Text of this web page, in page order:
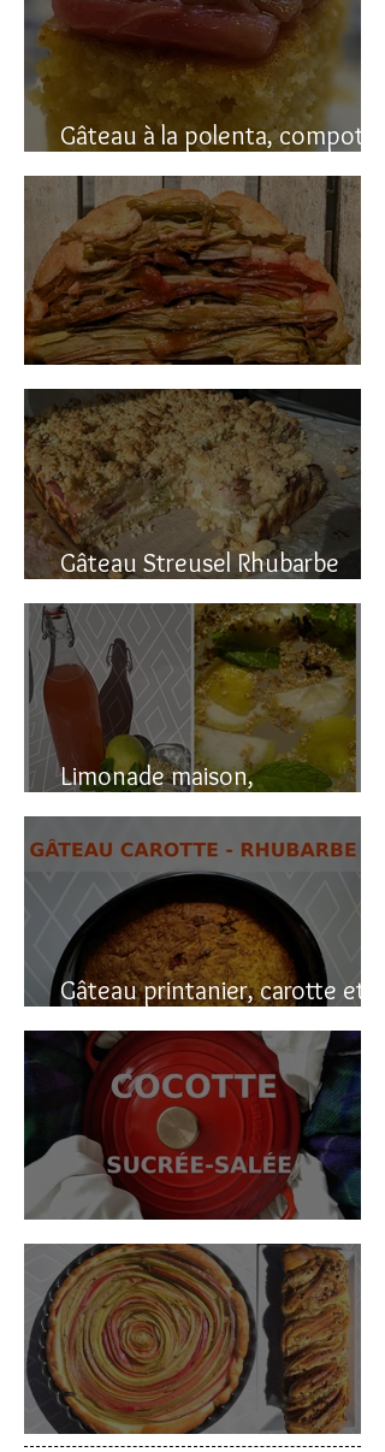
Gâteau à la polenta, compotée
de rhubarbe (sans gluten)
Gâteau renversé à la rhubarbe
Gâteau Streusel Rhubarbe
Pomme, facile et hyper bon!
Limonade maison,
naturellement pétillante!!!
Gâteau printanier, carotte et
rhubarbe
Cocotte sucrée-salée